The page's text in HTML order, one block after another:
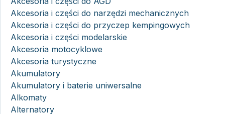
Akcesoria i części do narzędzi mechanicznych
Akcesoria i części do przyczep kempingowych
Akcesoria i części modelarskie
Akcesoria motocyklowe
Akcesoria turystyczne
Akumulatory
Akumulatory i baterie uniwersalne
Alkomaty
Alternatory